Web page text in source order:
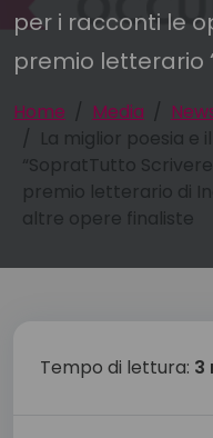
per i racconti le
premio letterario
Home Media
La miglior poesia e
“SopratTutto
premio letterario di
altre opere finaliste
Tempo di lettura: 3